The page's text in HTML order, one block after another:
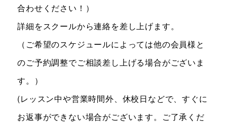
合わせください！）
詳細をスクールから連絡を差し上げます。
（ご希望のスケジュールによっては他の会員様と
のご予約調整でご相談差し上げる場合がございま
す。）
(レッスン中や営業時間外、休校日などで、すぐに
お返事ができない場合がございます。ご了承くだ